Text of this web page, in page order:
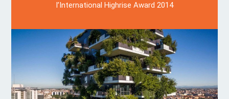
l’International Highrise Award 2014